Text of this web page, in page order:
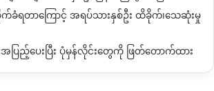
ခံရတာကြောင့် အရပ်သားနှစ်ဦး ထိခိုက်၊သေဆုံးမှု
ပြည့်ပေးပြီး ပုံမှန်လိုင်းတွေကို ဖြတ်တောက်ထား